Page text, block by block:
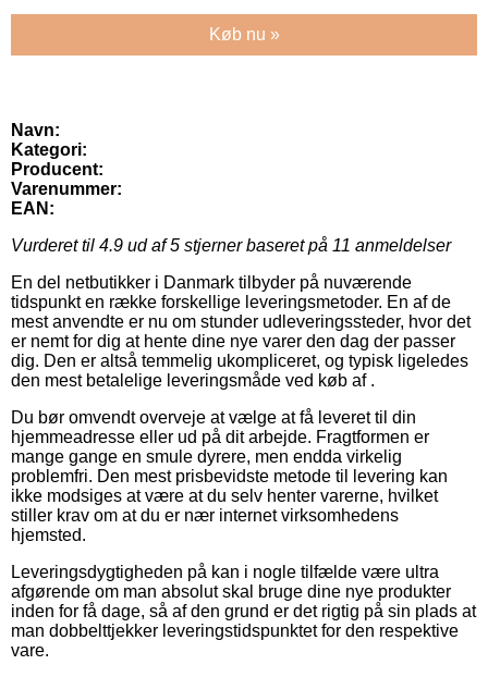
Køb nu »
Navn:
Kategori:
Producent:
Varenummer:
EAN:
Vurderet til 4.9 ud af 5 stjerner baseret på 11 anmeldelser
En del netbutikker i Danmark tilbyder på nuværende
tidspunkt en række forskellige leveringsmetoder. En af de
mest anvendte er nu om stunder udleveringssteder, hvor det
er nemt for dig at hente dine nye varer den dag der passer
dig. Den er altså temmelig ukompliceret, og typisk ligeledes
den mest betalelige leveringsmåde ved køb af .
Du bør omvendt overveje at vælge at få leveret til din
hjemmeadresse eller ud på dit arbejde. Fragtformen er
mange gange en smule dyrere, men endda virkelig
problemfri. Den mest prisbevidste metode til levering kan
ikke modsiges at være at du selv henter varerne, hvilket
stiller krav om at du er nær internet virksomhedens
hjemsted.
Leveringsdygtigheden på kan i nogle tilfælde være ultra
afgørende om man absolut skal bruge dine nye produkter
inden for få dage, så af den grund er det rigtig på sin plads at
man dobbelttjekker leveringstidspunktet for den respektive
vare.